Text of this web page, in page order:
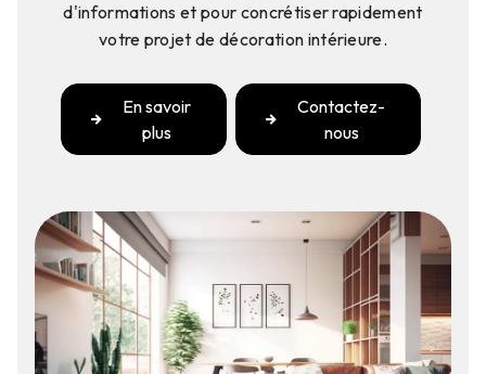
d'informations et pour concrétiser rapidement
votre projet de décoration intérieure.
En savoir
plus
Contactez-
nous